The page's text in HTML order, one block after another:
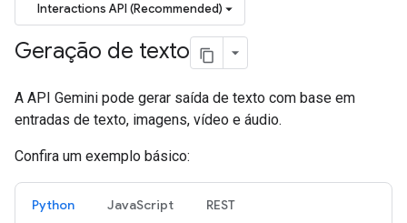
Interactions API (Recommended)
Geração de texto
A API Gemini pode gerar saída de texto com base em
entradas de texto, imagens, vídeo e áudio.
Confira um exemplo básico:
Python JavaScript REST